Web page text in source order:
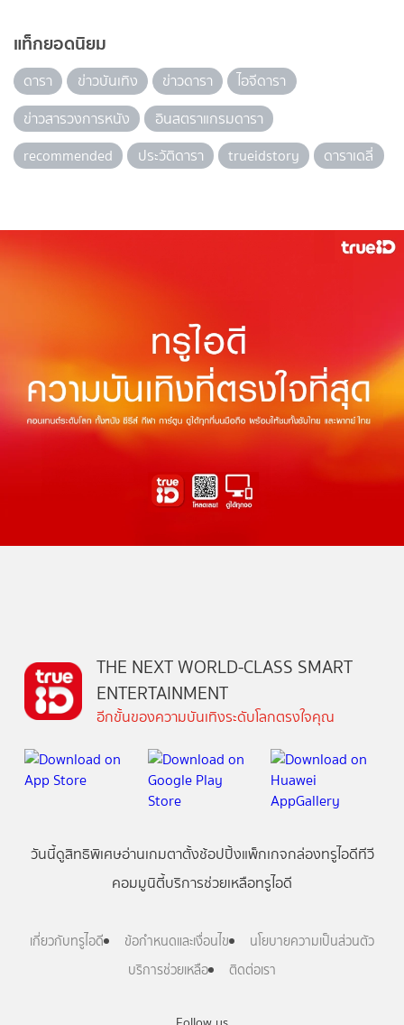
แท็กยอดนิยม
ดารา ข่าวบันเทิง ข่าวดารา
ไอจีดารา
ข่าวสารวงการหนัง
อินสตราแกรมดารา
recommended
ประวัติดารา trueidstory ดาราเดลี่
THE NEXT WORLD-CLASS SMART
ENTERTAINMENT
อีกขั้นของความบันเทิงระดับโลกตรงใจคุณ
วันนี้ดูสิทธิพิเศษอ่านเกมตาตั้งช้อปปิ้งแพ็กเกจกล่องทรูไอดีทีวี
คอมมูนิตี้บริการช่วยเหลือทรูไอดี
เกี่ยวกับทรูไอดี ข้อกำหนดและเงื่อนไข
นโยบายความเป็นส่วนตัว
บริการช่วยเหลือ
ติดต่อเรา